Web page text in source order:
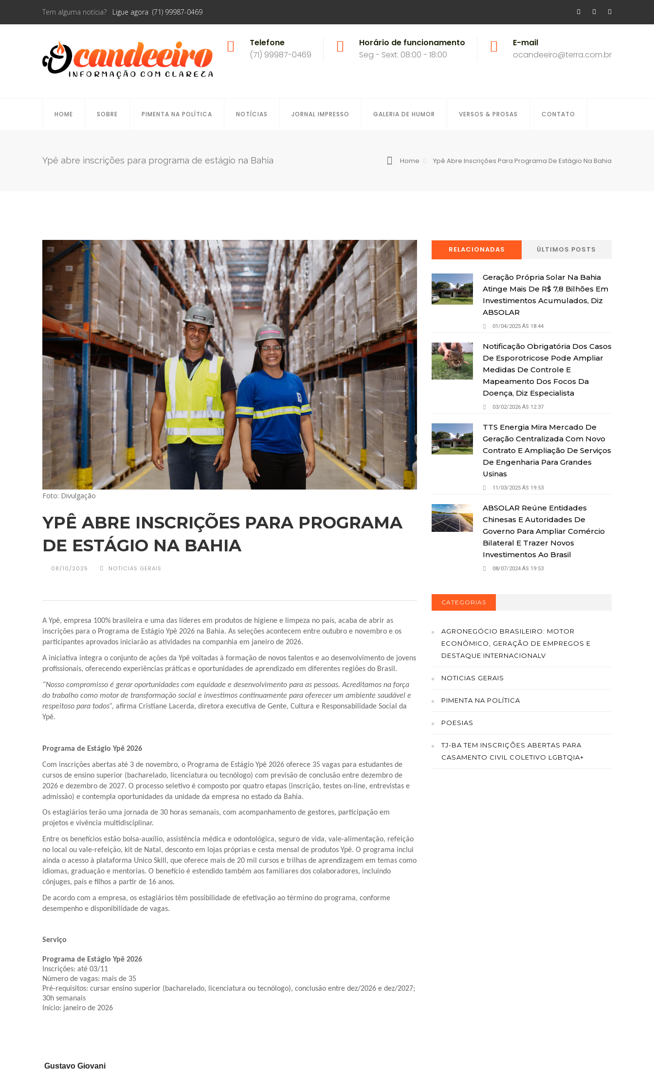
Tem alguma notícia? Ligue agora (71) 99987-0469
Telefone
(71) 99987-0469
Horário de funcionamento
Seg - Sext: 08:00 - 18:00
E-mail
ocandeeiro@terra.com.br
HOME SOBRE PIMENTA NA POLÍTICA NOTÍCIAS JORNAL IMPRESSO GALERIA DE HUMOR VERSOS & PROSAS CONTATO
Ypê abre inscrições para programa de estágio na Bahia Home Ypê Abre Inscrições Para Programa De Estágio Na Bahia
Foto: Divulgação
YPÊ ABRE INSCRIÇÕES PARA PROGRAMA
DE ESTÁGIO NA BAHIA
08/10/2025 NOTICIAS GERAIS
A Ypê, empresa 100% brasileira e uma das líderes em produtos de higiene e limpeza no país, acaba de abrir as
inscrições para o Programa de Estágio Ypê 2026 na Bahia. As seleções acontecem entre outubro e novembro e os
participantes aprovados iniciarão as atividades na companhia em janeiro de 2026.
A iniciativa integra o conjunto de ações da Ypê voltadas à formação de novos talentos e ao desenvolvimento de jovens
profissionais, oferecendo experiências práticas e oportunidades de aprendizado em diferentes regiões do Brasil.
“Nosso compromisso é gerar oportunidades com equidade e desenvolvimento para as pessoas. Acreditamos na força
do trabalho como motor de transformação social e investimos continuamente para oferecer um ambiente saudável e
respeitoso para todos”, afirma Cristiane Lacerda, diretora executiva de Gente, Cultura e Responsabilidade Social da
Ypê.
Programa de Estágio Ypê 2026
Com inscrições abertas até 3 de novembro, o Programa de Estágio Ypê 2026 oferece 35 vagas para estudantes de
cursos de ensino superior (bacharelado, licenciatura ou tecnólogo) com previsão de conclusão entre dezembro de
2026 e dezembro de 2027. O processo seletivo é composto por quatro etapas (inscrição, testes on-line, entrevistas e
admissão) e contempla oportunidades da unidade da empresa no estado da Bahia.
Os estagiários terão uma jornada de 30 horas semanais, com acompanhamento de gestores, participação em
projetos e vivência multidisciplinar.
Entre os benefícios estão bolsa-auxílio, assistência médica e odontológica, seguro de vida, vale-alimentação, refeição
no local ou vale-refeição, kit de Natal, desconto em lojas próprias e cesta mensal de produtos Ypê. O programa inclui
ainda o acesso à plataforma Unico Skill, que oferece mais de 20 mil cursos e trilhas de aprendizagem em temas como
idiomas, graduação e mentorias. O benefício é estendido também aos familiares dos colaboradores, incluindo
cônjuges, pais e filhos a partir de 16 anos.
De acordo com a empresa, os estagiários têm possibilidade de efetivação ao término do programa, conforme
desempenho e disponibilidade de vagas.
Serviço
Programa de Estágio Ypê 2026
Inscrições: até 03/11
Número de vagas: mais de 35
Pré-requisitos: cursar ensino superior (bacharelado, licenciatura ou tecnólogo), conclusão entre dez/2026 e dez/2027;
30h semanais
Início: janeiro de 2026
Gustavo Giovani
RELACIONADAS ÚLTIMOS POSTS
Geração Própria Solar Na Bahia
Atinge Mais De R$ 7,8 Bilhões Em
Investimentos Acumulados, Diz
ABSOLAR
01/04/2025 ÁS 18:44
Notificação Obrigatória Dos Casos
De Esporotricose Pode Ampliar
Medidas De Controle E
Mapeamento Dos Focos Da
Doença, Diz Especialista
03/02/2026 ÁS 12:37
TTS Energia Mira Mercado De
Geração Centralizada Com Novo
Contrato E Ampliação De Serviços
De Engenharia Para Grandes
Usinas
11/03/2025 ÁS 19:53
ABSOLAR Reúne Entidades
Chinesas E Autoridades De
Governo Para Ampliar Comércio
Bilateral E Trazer Novos
Investimentos Ao Brasil
08/07/2024 ÁS 19:53
CATEGORIAS
AGRONEGÓCIO BRASILEIRO: MOTOR
ECONÔMICO, GERAÇÃO DE EMPREGOS E
DESTAQUE INTERNACIONALV
NOTICIAS GERAIS
PIMENTA NA POLÍTICA
POESIAS
TJ-BA TEM INSCRIÇÕES ABERTAS PARA
CASAMENTO CIVIL COLETIVO LGBTQIA+